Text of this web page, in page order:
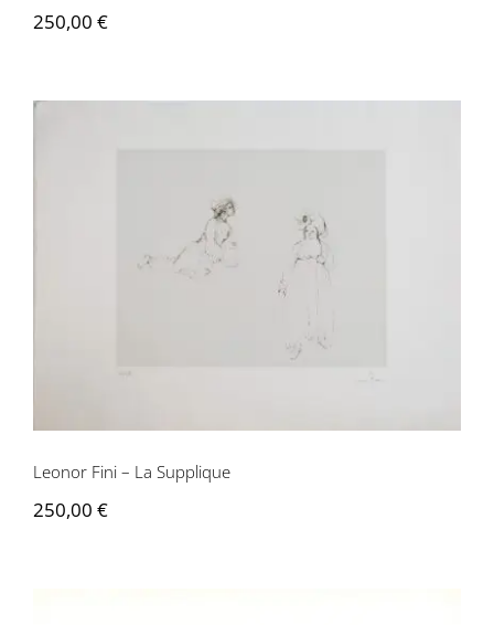
250,00 €
Leonor Fini – La Supplique
Leonor Fini – La Supplique
250,00 €